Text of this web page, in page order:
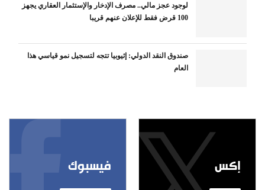
لوجود عجز مالي.. مصرف الإدخار والإستثمار العقاري يجهز
100 قرض فقط للإعلان عنهم قريبا
صندوق النقد الدولي: إثيوبيا تتجه لتسجيل نمو قياسي هذا
العام
فيسبوك إكس